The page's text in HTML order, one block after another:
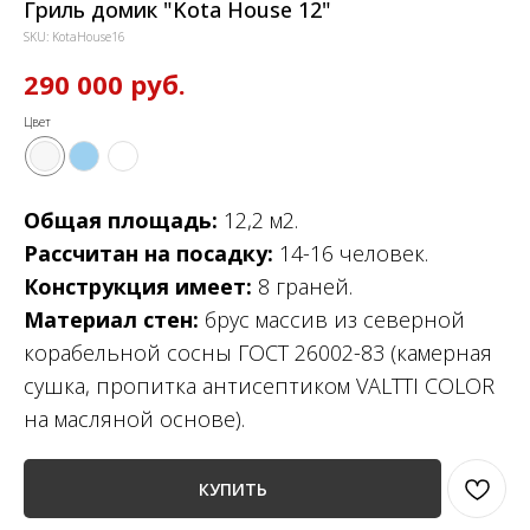
Гриль домик "Kota House 12"
SKU: KotaHouse16
290 000 руб.
Цвет
Общая площадь: 12,2 м2.
Рассчитан на посадку: 14-16 человек.
Конструкция имеет: 8 граней.
Материал стен: брус массив из северной
корабельной сосны ГОСТ 26002-83 (камерная
сушка, пропитка антисептиком VALTTI COLOR
на масляной основе).
КУПИТЬ